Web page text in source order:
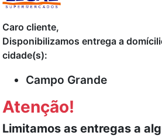
CREME NOTURNO
OLEOSA NIVEA
R$32,90
Caro cliente,
Disponibilizamos entrega a
cidade(s):
Campo Grande
Atenção!
Limitamos as entregas a